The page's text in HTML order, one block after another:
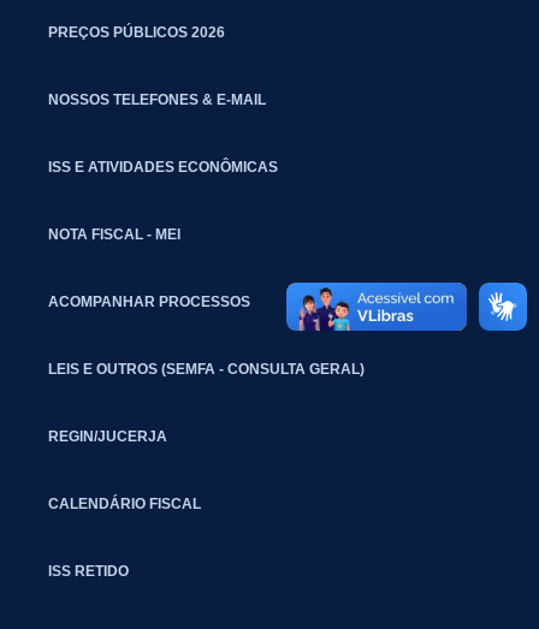
PREÇOS PÚBLICOS 2026
NOSSOS TELEFONES & E-MAIL
ISS E ATIVIDADES ECONÔMICAS
NOTA FISCAL - MEI
ACOMPANHAR PROCESSOS
LEIS E OUTROS (SEMFA - CONSULTA GERAL)
REGIN/JUCERJA
CALENDÁRIO FISCAL
ISS RETIDO